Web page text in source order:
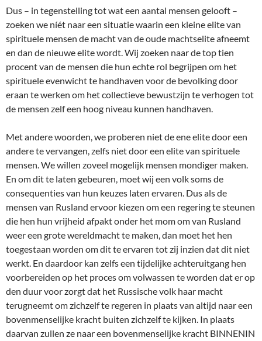
Dus – in tegenstelling tot wat een aantal mensen gelooft –
zoeken we níét naar een situatie waarin een kleine elite van
spirituele mensen de macht van de oude machtselite afneemt
en dan de nieuwe elite wordt. Wij zoeken naar de top tien
procent van de mensen die hun echte rol begrijpen om het
spirituele evenwicht te handhaven voor de bevolking door
eraan te werken om het collectieve bewustzijn te verhogen tot
de mensen zelf een hoog niveau kunnen handhaven.
Met andere woorden, we proberen niet de ene elite door een
andere te vervangen, zelfs niet door een elite van spirituele
mensen. We willen zoveel mogelijk mensen mondiger maken.
En om dit te laten gebeuren, moet wij een volk soms de
consequenties van hun keuzes laten ervaren. Dus als de
mensen van Rusland ervoor kiezen om een regering te steunen
die hen hun vrijheid afpakt onder het mom om van Rusland
weer een grote wereldmacht te maken, dan moet het hen
toegestaan worden om dit te ervaren tot zij inzien dat dit niet
werkt. En daardoor kan zelfs een tijdelijke achteruitgang hen
voorbereiden op het proces om volwassen te worden dat er op
den duur voor zorgt dat het Russische volk haar macht
terugneemt om zichzelf te regeren in plaats van altijd naar een
bovenmenselijke kracht buiten zichzelf te kijken. In plaats
daarvan zullen ze naar een bovenmenselijke kracht BINNENIN